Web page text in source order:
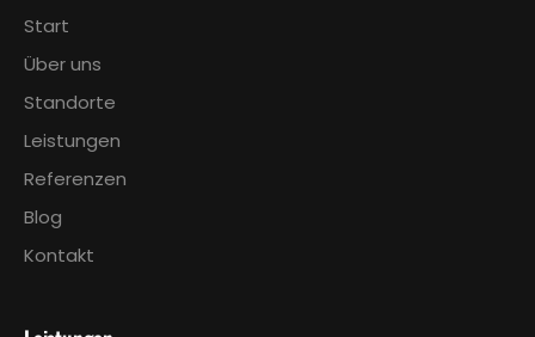
Start
Über uns
Standorte
Leistungen
Referenzen
Blog
Kontakt